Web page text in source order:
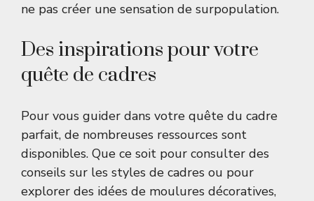
ne pas créer une sensation de surpopulation.
Des inspirations pour votre
quête de cadres
Pour vous guider dans votre quête du cadre
parfait, de nombreuses ressources sont
disponibles. Que ce soit pour consulter des
conseils sur les styles de cadres ou pour
explorer des idées de moulures décoratives,